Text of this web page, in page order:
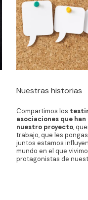
Nuestras historias
Compartimos los
asociaciones que
nuestro proyecto,
trabajo, que les
juntos estamos
mundo en el que
protagonistas de